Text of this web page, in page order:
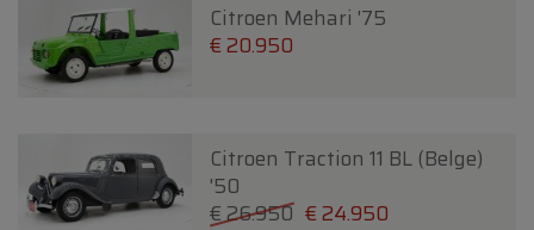
Citroen Mehari '75
€ 20.950
Citroen Traction 11 BL (Belge)
'50
€ 26.950 € 24.950